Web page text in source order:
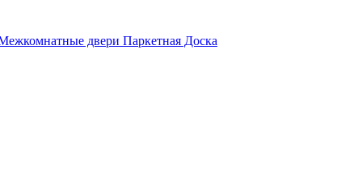
двери Паркетная Доска